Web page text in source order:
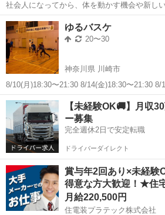
社会人になってから、体を動かす機会や新し
外と少ないですよね。 そこで今回、“初心者
ケ”を企画しました！🏀✨ なんとコーチ付きなので、ルールや基礎から
優しくサポートしてもらえる環...
大阪 豊中市
ゆるバスケ
20〜30
神奈川県 川崎市
8/10(月)18:30〜21:30 8/14(金)18:30〜21:30 8/
8/24(月)18:30〜21:30 初心者大歓迎 男女混合バスケ🏀 バスケ経験者と
初心者で 軽いゲー...
神奈川 川崎市 バスケットボール
【未経験OK🚚】月収
ー募集
完全週休2日で安定転職
ドライバーダイレクト
賞与年2回あり×未経
得意な方大歓迎！★住
月給220,500円
住電装プラテック株式会社